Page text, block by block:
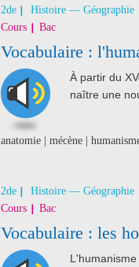
2de Histoire — Géographie
Cours Bac
Vocabulaire :
À partir du
naître une
anatomie | mécène |
2de Histoire — Géographie
Cours Bac
Vocabulaire : les